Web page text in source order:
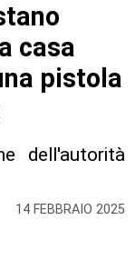
14 FEBBRAIO 2025
casa
pistola
dell'autorità